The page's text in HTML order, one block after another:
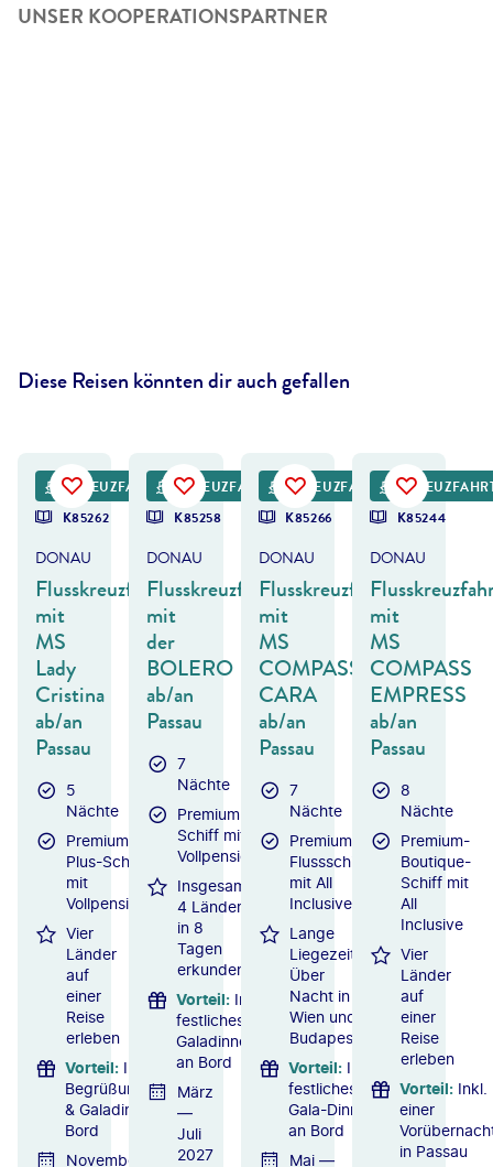
UNSER KOOPERATIONSPARTNER
Diese Reisen könnten dir auch gefallen
KREUZFAHRT
K85262
DONAU
Flusskreuzfahrt
mit
MS
Lady
Cristina
ab/an
Passau
5
Nächte
Premium-
Plus-Schiff
mit
Vollpension
Vier
Länder
auf
einer
Reise
erleben
Vorteil: Inkl.
Begrüßungsgetränk
& Galadinner an
Bord
November
KREUZFAHRT
K85258
DONAU
Flusskreuzfahrt
mit
der
BOLERO
ab/an
Passau
7
Nächte
Premium-
Schiff mit
Vollpension
Insgesamt
4 Länder
in 8
Tagen
erkunden
Vorteil: Inkl.
festliches
Galadinner
an Bord
März
—
Juli
2027
KREUZFAHRT
K85266
DONAU
Flusskreuzfahrt
mit
MS
COMPASS
CARA
ab/an
Passau
7
Nächte
Premium-
Flussschiff
mit All
Inclusive
Lange
Liegezeit:
Über
Nacht in
Wien und
Budapest
Vorteil: Inkl.
festliches
Gala-Dinner
an Bord
Mai —
K85244
DONAU
mit
MS
COMPASS
EMPRESS
ab/an
Passau
8
Nächte
Premium-
Boutique-
Schiff mit
All
Inclusive
Vier
Länder
auf
einer
Reise
erleben
Vorteil: Inkl.
einer
in Passau